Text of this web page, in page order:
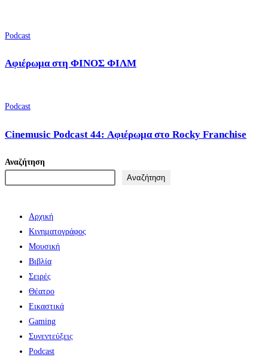
Podcast
Αφιέρωμα στη ΦΙΝΟΣ ΦΙΛΜ
Podcast
Cinemusic Podcast 44: Αφιέρωμα στο Rocky Franchise
Αναζήτηση
Αναζήτηση
Αρχική
Κινηματογράφος
Μουσική
Βιβλία
Σειρές
Θέατρο
Εικαστικά
Gaming
Συνεντεύξεις
Podcast